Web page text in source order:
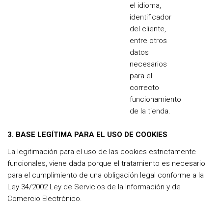
el idioma,
identificador
del cliente,
entre otros
datos
necesarios
para el
correcto
funcionamiento
de la tienda.
3. BASE LEGÍTIMA PARA EL USO DE COOKIES
La legitimación para el uso de las cookies estrictamente
funcionales, viene dada porque el tratamiento es necesario
para el cumplimiento de una obligación legal conforme a la
Ley 34/2002 Ley de Servicios de la Información y de
Comercio Electrónico.